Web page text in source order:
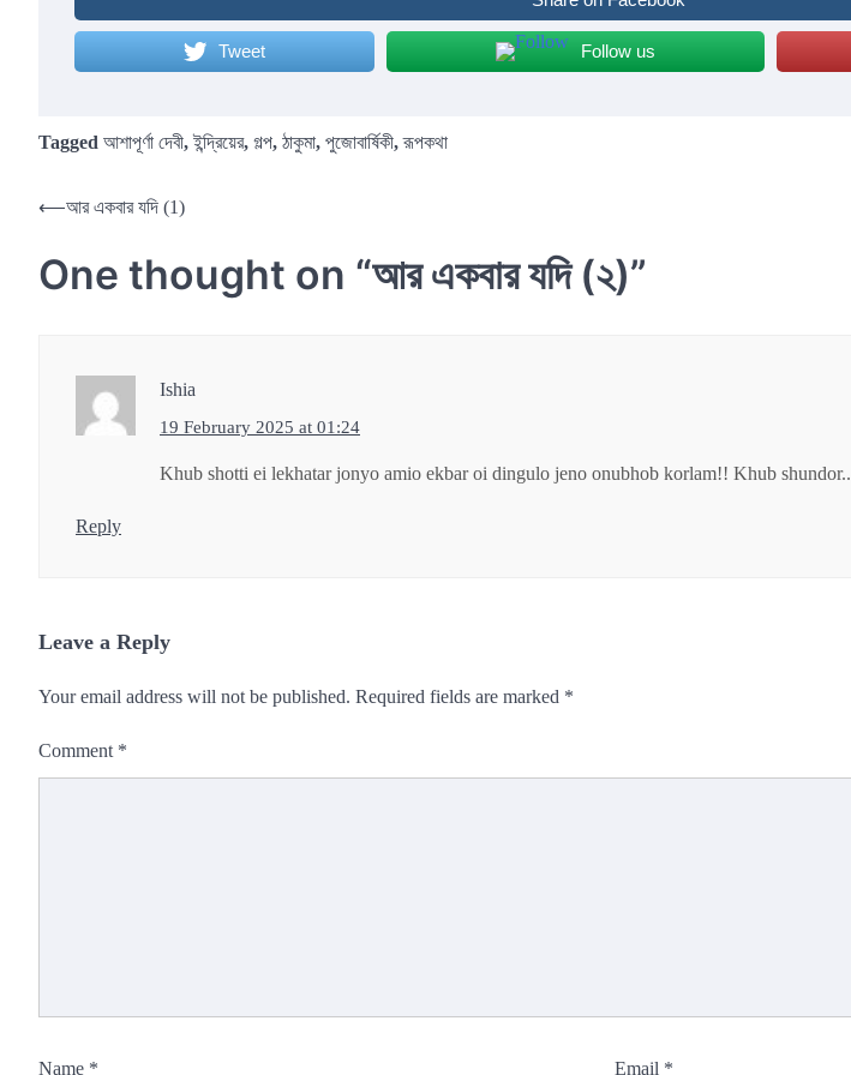
Tweet Follow us
Tagged আশাপূর্ণা দেবী,ইন্দ্রিয়ের, গল্প, ঠাকুমা, পুজোবার্ষিকী,রূপকথা
Post
⟵আর একবার যদি (1)
One thought on “আর একবার যদি (২)”
Ishia
19 February 2025 at 01:24
Khub shotti ei lekhatar jonyo amio ekbar oi dingulo jeno onubhob korlam!! Khub shundor..
Reply
Leave a Reply
Your email address will not be published. Required fields are marked *
Comment *
Name * Email *